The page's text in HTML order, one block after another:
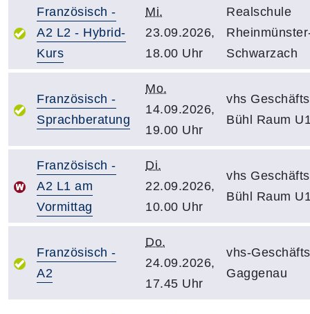
Französisch -
A2 L2 - Hybrid-
Kurs
Mi.
23.09.2026,
18.00 Uhr
Realschule
Schwarzach
Französisch -
Sprachberatung
Mo.
14.09.2026,
19.00 Uhr
vhs
Bühl Raum
Französisch -
A2 L1 am
Vormittag
Di.
22.09.2026,
10.00 Uhr
vhs
Bühl Raum
Französisch -
A2
Do.
24.09.2026,
17.45 Uhr
vhs-
Gaggenau